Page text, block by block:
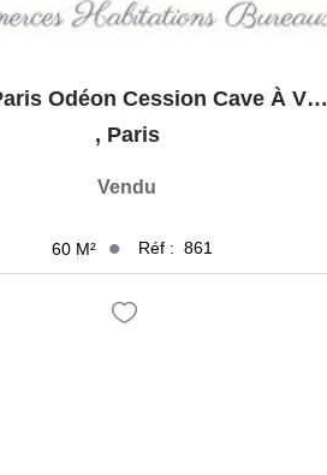
75006 Paris Odéon Cession Cave À Vin, SANS Tabac
, Paris
Vendu
60 M² Réf : 861